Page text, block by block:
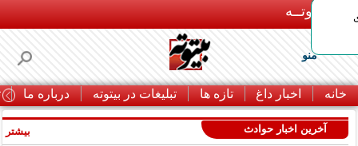
بـیتوتــه
منو
خانه اخبار داغ تازه ها تبلیغات در بیتوته درباره ما
آخرین اخبار حوادث بیشتر